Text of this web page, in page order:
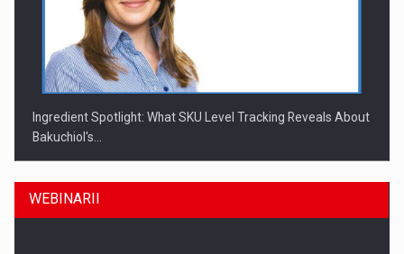
Ingredient Spotlight: What SKU Level Tracking Reveals About
Bakuchiol's…
WEBINARII